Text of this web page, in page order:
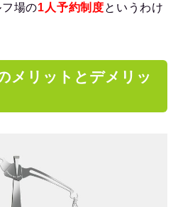
場の1人予約制度というわけ
メリットとデメリッ